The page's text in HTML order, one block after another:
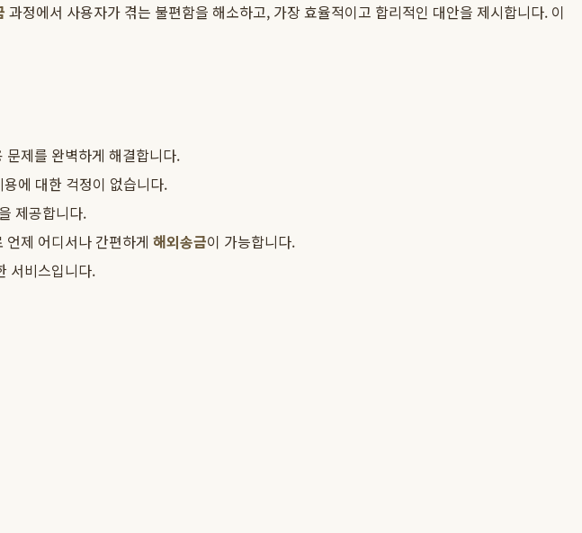
과정에서 사용자가 겪는 불편함을 해소하고, 가장 효율적이고 합리적인 대안을 제시합니다. 이
제를 완벽하게 해결합니다.
에 대한 걱정이 없습니다.
제공합니다.
제 어디서나 간편하게 해외송금이 가능합니다.
서비스입니다.